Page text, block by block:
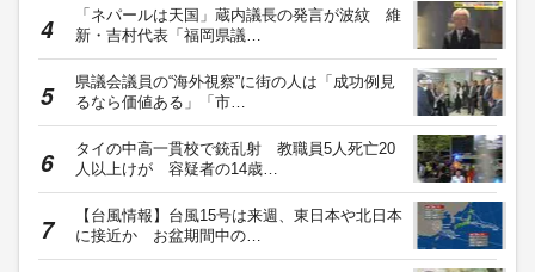
「ネパールは天国」蔵内議長の発言が波紋 維
新・吉村代表「福岡県議…
県議会議員の“海外視察”に街の人は「成功例見
るなら価値ある」「市…
タイの中高一貫校で銃乱射 教職員5人死亡20
人以上けが 容疑者の14歳…
【台風情報】台風15号は来週、東日本や北日本
に接近か お盆期間中の…